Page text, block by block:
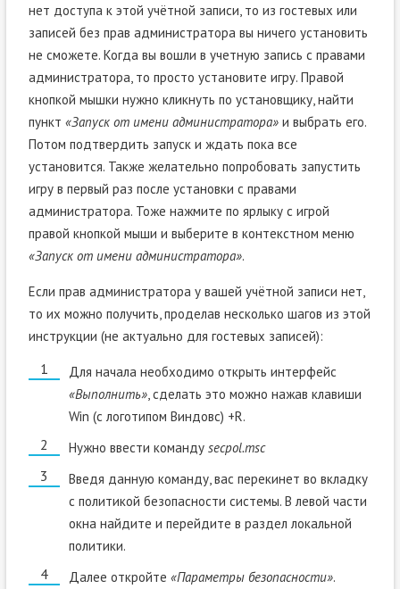
нет доступа к этой учётной записи, то из гостевых или
записей без прав администратора вы ничего установить
не сможете. Когда вы вошли в учетную запись с правами
администратора, то просто установите игру. Правой
кнопкой мышки нужно кликнуть по установщику, найти
пункт «Запуск от имени администратора»и выбрать его.
Потом подтвердить запуск и ждать пока все
установится. Также желательно попробовать запустить
игру в первый раз после установки с правами
администратора. Тоже нажмите по ярлыку с игрой
правой кнопкой мыши и выберите в контекстном меню
«Запуск от имени администратора».
Если прав администратора у вашей учётной записи нет,
то их можно получить, проделав несколько шагов из этой
инструкции (не актуально для гостевых записей):
Для начала необходимо открыть интерфейс
«Выполнить», сделать это можно нажав клавиши
Win (с логотипом Виндовс) +R.
Нужно ввести команду secpol.msc
Введя данную команду, вас перекинет во вкладку
с политикой безопасности системы. В левой части
окна найдите и перейдите в раздел локальной
политики.
Далее откройте «Параметры безопасности».